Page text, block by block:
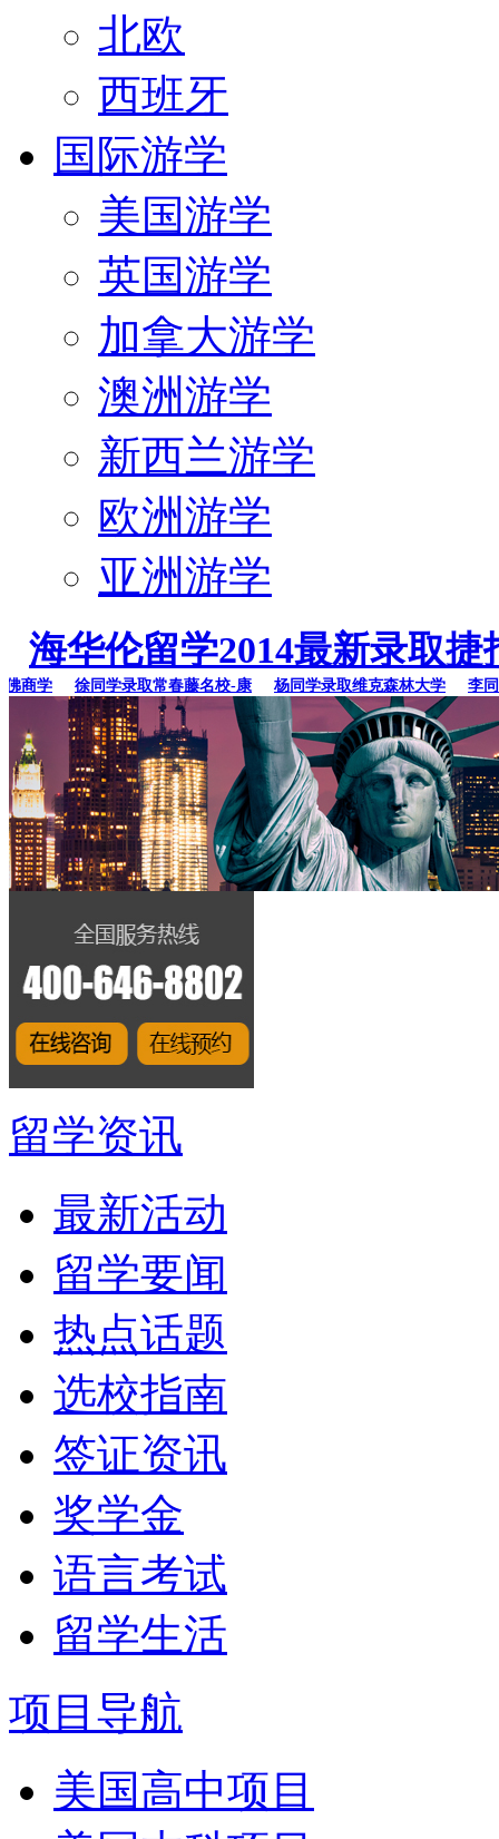
北欧
西班牙
国际游学
美国游学
英国游学
加拿大游学
澳洲游学
新西兰游学
欧洲游学
亚洲游学
海华伦留学2014最新录取捷
学 徐同学录取常春藤名校-康 杨同学录取维克森林大学 李同学
留学资讯
最新活动
留学要闻
热点话题
选校指南
签证资讯
奖学金
语言考试
留学生活
项目导航
美国高中项目